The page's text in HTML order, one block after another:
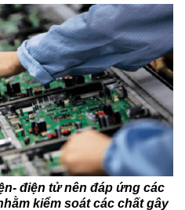
điện tử nên đáp ứng các
kiểm soát các chất gây